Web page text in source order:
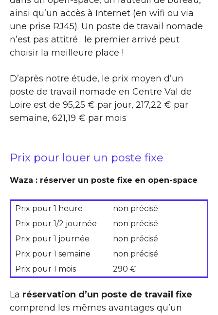
ainsi qu’un accès à Internet (en wifi ou via
une prise RJ45). Un poste de travail nomade
n’est pas attitré : le premier arrivé peut
choisir la meilleure place !
D’après notre étude, le prix moyen d’un
poste de travail nomade en Centre Val de
Loire est de 95,25 € par jour, 217,22 € par
semaine, 621,19 € par mois
Prix pour louer un poste fixe
Waza : réserver un poste fixe en open-space
Prix pour 1 heure
non précisé
Prix pour 1/2 journée
non précisé
Prix pour 1 journée
non précisé
Prix pour 1 semaine
non précisé
Prix pour 1 mois
290 €
La réservation d’un poste de travail fixe
comprend les mêmes avantages qu’un